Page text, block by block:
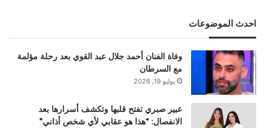
احدث الموضوعات
وفاة الفنان أحمد جلال عبد القوي بعد رحلة مؤلمة
مع السرطان
يوليو 19, 2026
عبير صبري تفتح قلبها وتكشف أسرارها بعد
الانفصال: “هذا هو عقابي لأي شخص أذاني”